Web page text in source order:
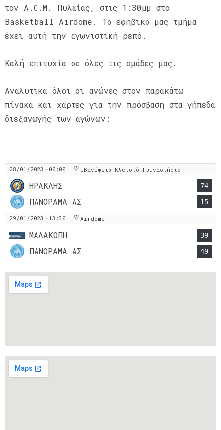
τον Α.Ο.Μ. Πυλαίας, στις 1:30μμ στο
Basketball Airdome. Το εφηβικό μας τμήμα
έχει αυτή την αγωνιστική ρεπό.
Καλή επιτυχία σε όλες τις ομάδες μας.
Αναλυτικά όλοι οι αγώνες στον παρακάτω
πίνακα και χάρτες για την πρόσβαση στα γήπεδα
διεξαγωγής των αγώνων:
28/01/2023 - 00:00 Ιβανώφειο Κλειστό Γυμναστήριο
ΗΡΑΚΛΗΣ 74
ΠΑΝΟΡΑΜΑ ΑΣ 15
29/01/2023 - 13:30 Airdome
ΜΑΛΑΚΟΠΗ 39
ΠΑΝΟΡΑΜΑ ΑΣ 49